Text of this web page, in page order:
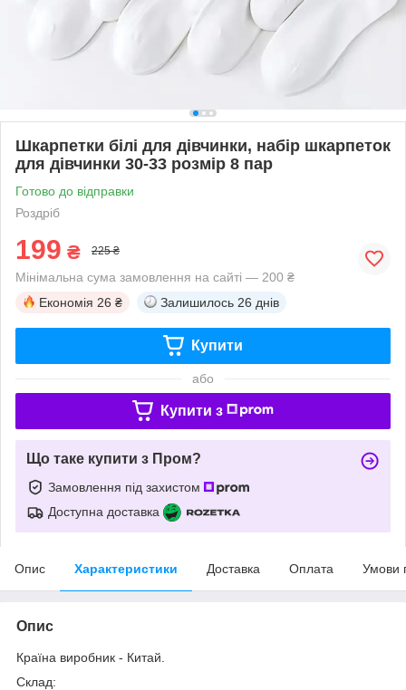
Шкарпетки білі для дівчинки, набір шкарпеток
для дівчинки 30-33 розмір 8 пар
Готово до відправки
Роздріб
199 ₴ 225 ₴
Мінімальна сума замовлення на сайті — 200 ₴
Економія 26 ₴ Залишилось 26 днів
Купити
або
Купити з
Що таке купити з Пром?
Замовлення під захистом
Доступна доставка
Опис Характеристики Доставка Оплата Умови
Опис
Країна виробник - Китай.
Склад: